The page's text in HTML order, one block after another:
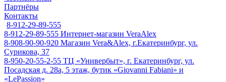
Партнёры
Контакты
8-912-29-89-555
8-912-29-89-555 Интернет-магазин VeraAlex
8-908-90-90-920 Магазин Vera&Alex, г.Екатеринбург, ул.
Сурикова, 37
8-950-20-55-2-55 ТЦ «Универбыт», г. Екатеринбург, ул.
Посадская д. 28а, 5 этаж, бутик «Giovanni Fabiani» и
«LePassion»